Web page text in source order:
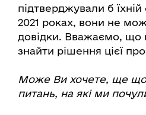
підтверджували б
2021 роках, вони не
довідки. Вважаємо, що
знайти рішення цієї
Може Ви хочете, ще
питань, на які ми